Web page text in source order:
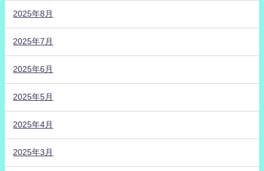
2025年8月
2025年7月
2025年6月
2025年5月
2025年4月
2025年3月